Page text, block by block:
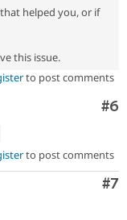
helped you, or if
this issue.
to post comments
#6
to post comments
#7